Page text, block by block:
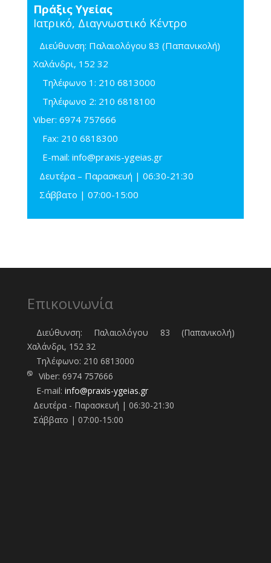
Πράξις Υγείας
Ιατρικό, Διαγνωστικό Κέντρο
Διεύθυνση: Παλαιολόγου 83 (Παπανικολή)
Χαλάνδρι, 152 32
Τηλέφωνo 1: 210 6813000
Τηλέφωνo 2: 210 6818100
Viber: 6974 757666
Fax: 210 6818300
E-mail: info@praxis-ygeias.gr
Δευτέρα – Παρασκευή | 06:30-21:30
Σάββατο | 07:00-15:00
Επικοινωνία
Διεύθυνση: Παλαιολόγου 83 (Παπανικολή)
Χαλάνδρι, 152 32
Τηλέφωνo: 210 6813000
Viber: 6974 757666
E-mail: info@praxis-ygeias.gr
Δευτέρα - Παρασκευή | 06:30-21:30
Σάββατο | 07:00-15:00